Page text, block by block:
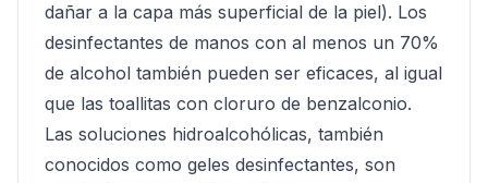
dañar a la capa más superficial de la piel). Los
desinfectantes de manos con al menos un 70%
de alcohol también pueden ser eficaces, al igual
que las toallitas con cloruro de benzalconio.
Las soluciones hidroalcohólicas, también
conocidos como geles desinfectantes, son